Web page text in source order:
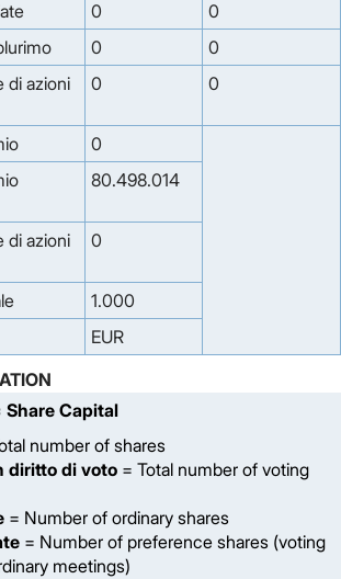
0
0
0
0
di azioni
0 0
0
80.498.014
di azioni
0
1.000
EUR
Share Capital
number of shares
diritto di voto = Total number of voting
= Number of ordinary shares
= Number of preference shares (voting
meetings)